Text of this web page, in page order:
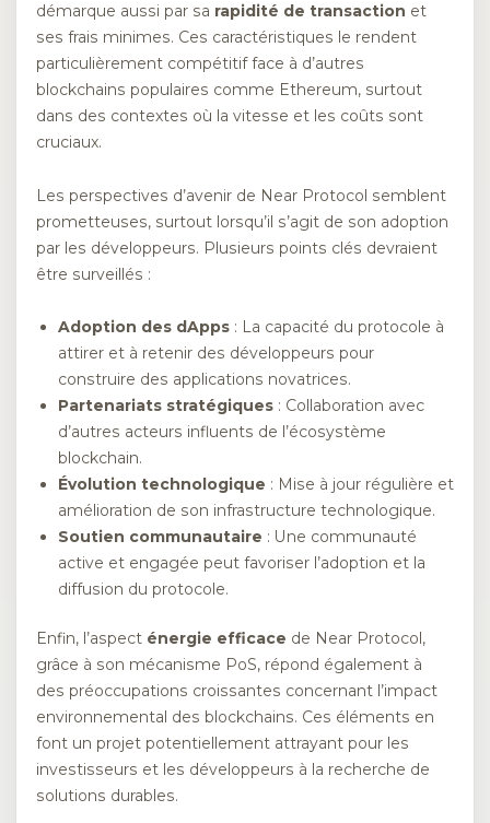
démarque aussi par sa rapidité de transaction et
ses frais minimes. Ces caractéristiques le rendent
particulièrement compétitif face à d’autres
blockchains populaires comme Ethereum, surtout
dans des contextes où la vitesse et les coûts sont
cruciaux.
Les perspectives d’avenir de Near Protocol semblent
prometteuses, surtout lorsqu’il s’agit de son adoption
par les développeurs. Plusieurs points clés devraient
être surveillés :
Adoption des dApps : La capacité du protocole à
attirer et à retenir des développeurs pour
construire des applications novatrices.
Partenariats stratégiques : Collaboration avec
d’autres acteurs influents de l’écosystème
blockchain.
Évolution technologique : Mise à jour régulière et
amélioration de son infrastructure technologique.
Soutien communautaire : Une communauté
active et engagée peut favoriser l’adoption et la
diffusion du protocole.
Enfin, l’aspect énergie efficace de Near Protocol,
grâce à son mécanisme PoS, répond également à
des préoccupations croissantes concernant l’impact
environnemental des blockchains. Ces éléments en
font un projet potentiellement attrayant pour les
investisseurs et les développeurs à la recherche de
solutions durables.